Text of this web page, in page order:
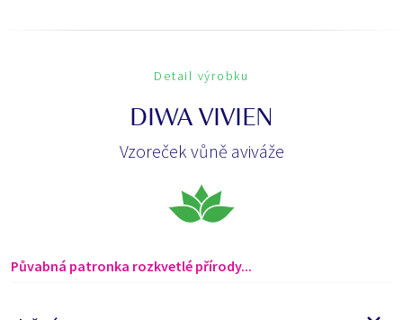
Detail výrobku
DIWA VIVIEN
Vzoreček vůně aviváže
Půvabná patronka rozkvetlé přírody...